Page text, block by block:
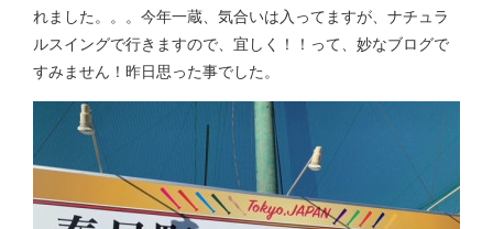
れました。。。今年一蔵、気合いは入ってますが、ナチュラ
ルスイングで行きますので、宜しく！！って、妙なブログで
すみません！昨日思った事でした。